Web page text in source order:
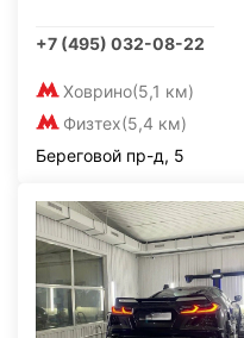
+7 (495) 032-08-22
Ховрино(5,1 км)
Физтех(5,4 км)
Береговой пр-д, 5